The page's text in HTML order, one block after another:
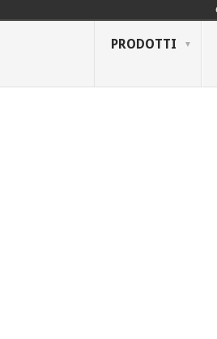
PRODOTTI